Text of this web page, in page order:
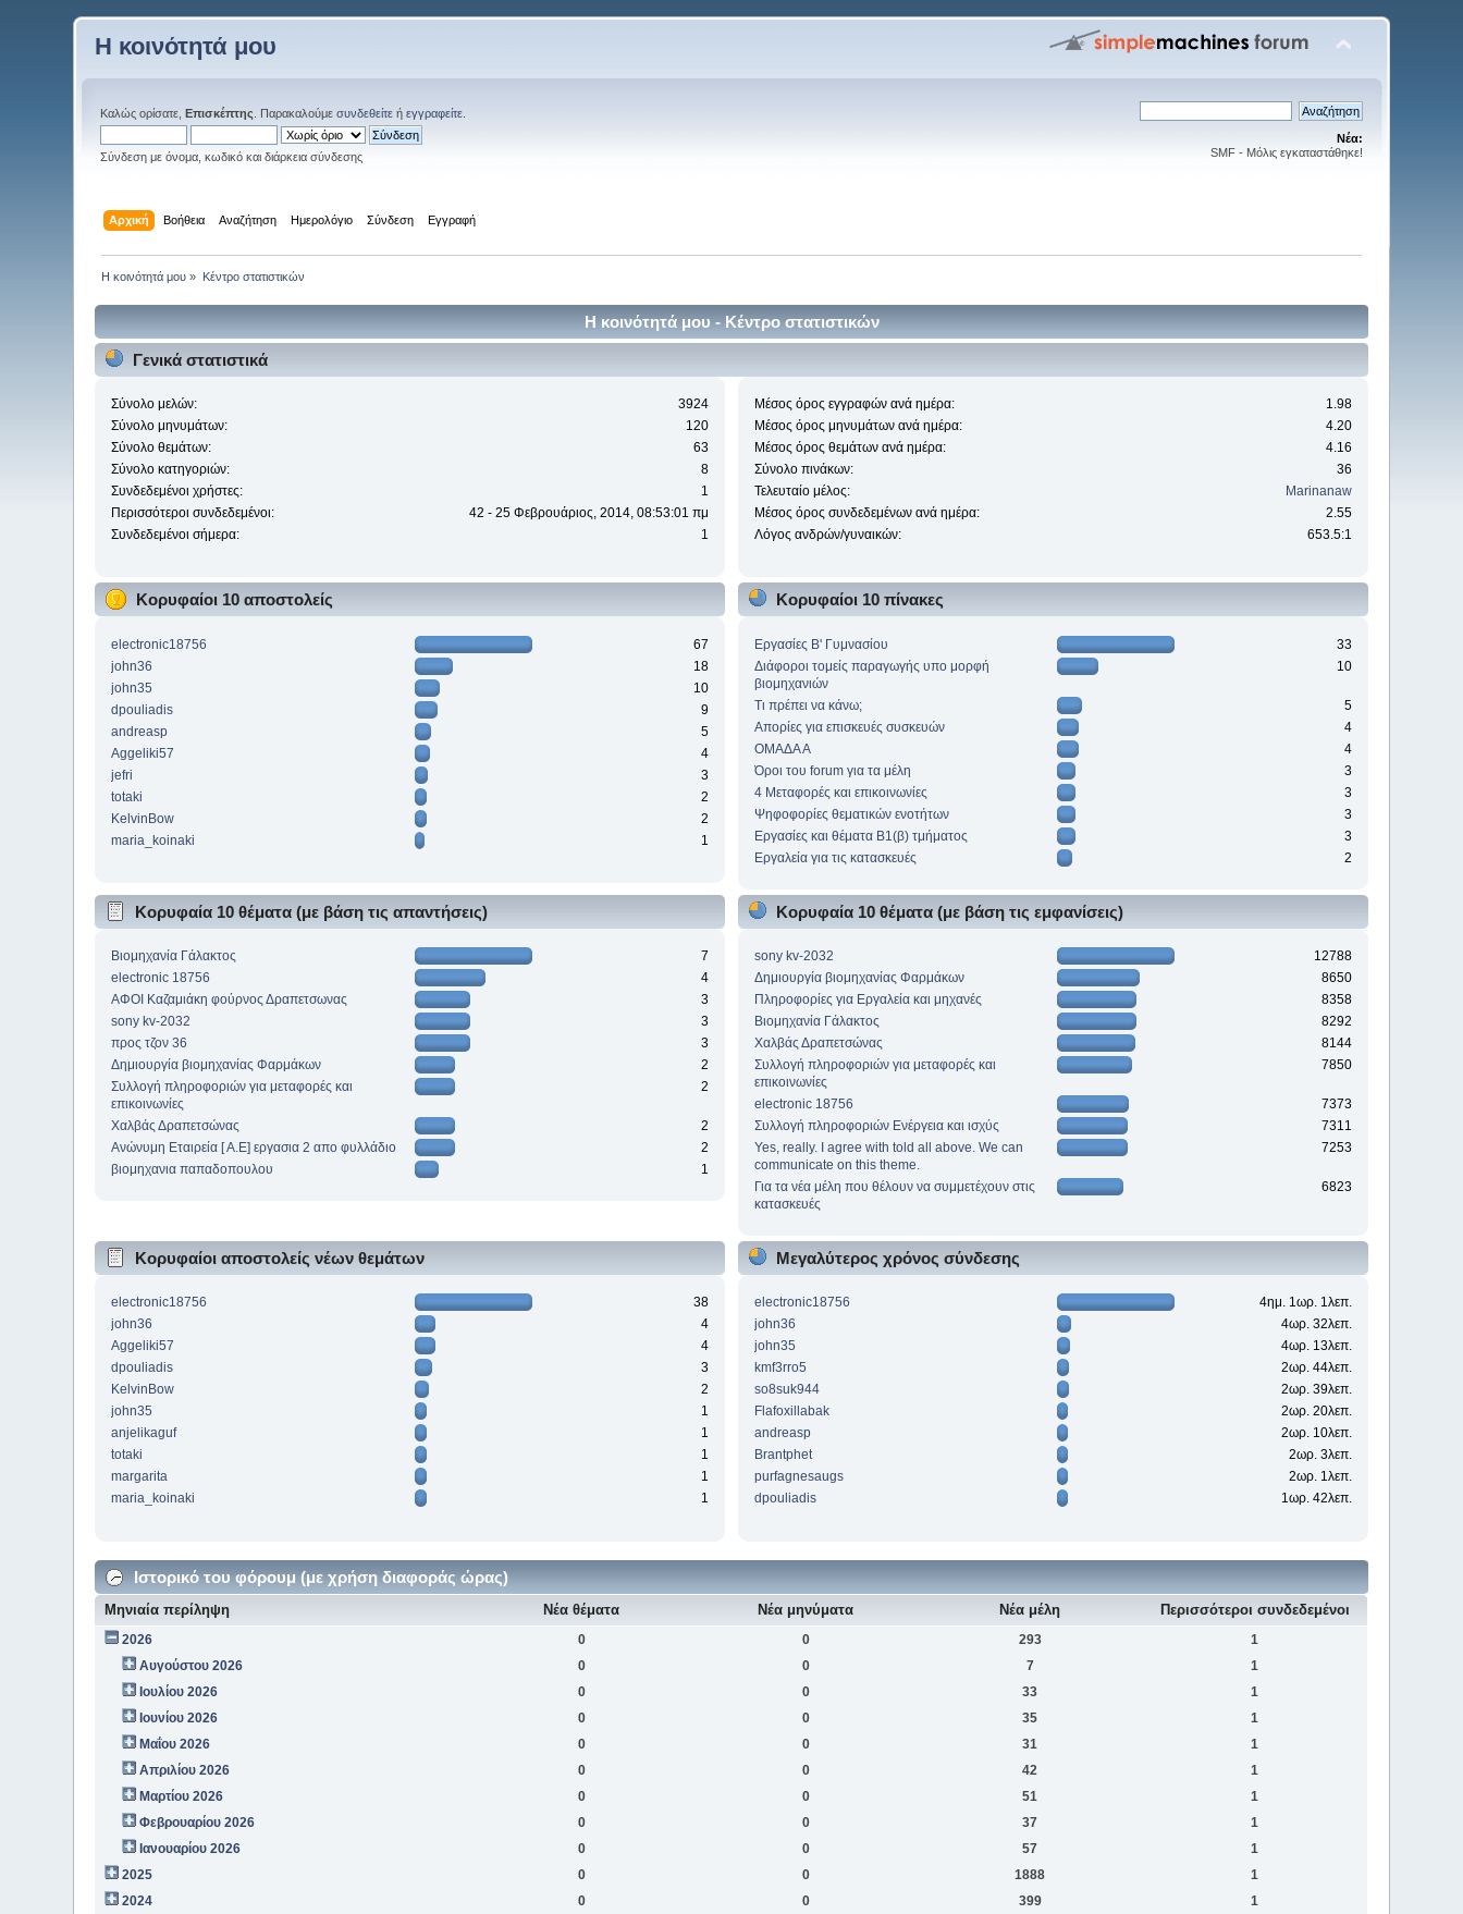
Η κοινότητά μου
Καλώς ορίσατε,Επισκέπτης . Παρακαλούμεσυνδεθείτε ήεγγραφείτε
Σύνδεση με όνομα, κωδικό και διάρκεια σύνδεσης
Νέα:
SMF - Μόλις εγκαταστάθηκε!
Αρχική Βοήθεια Αναζήτηση Ημερολόγιο Σύνδεση Εγγραφή
Η κοινότητά μου » Κέντρο στατιστικών
Η κοινότητά μου - Κέντρο στατιστικών
Γενικά στατιστικά
Σύνολο μελών:
3924
Σύνολο μηνυμάτων:
120
Σύνολο θεμάτων:
63
Σύνολο κατηγοριών:
8
Συνδεδεμένοι χρήστες:
1
Περισσότεροι συνδεδεμένοι:
42 - 25 Φεβρουάριος, 2014, 08:53:01 πμ
Συνδεδεμένοι σήμερα:
1
Μέσος όρος εγγραφών ανά ημέρα:
1.98
Μέσος όρος μηνυμάτων ανά ημέρα:
4.20
Μέσος όρος θεμάτων ανά ημέρα:
4.16
Σύνολο πινάκων:
36
Τελευταίο μέλος:
Marinanaw
Μέσος όρος συνδεδεμένων ανά ημέρα:
2.55
Λόγος ανδρών/γυναικών:
653.5:1
Κορυφαίοι 10 αποστολείς
electronic18756
67
john36
18
john35
10
dpouliadis
9
andreasp
5
Aggeliki57
4
jefri
3
totaki
2
KelvinBow
2
maria_koinaki
1
Κορυφαίοι 10 πίνακες
Eργασίες Β' Γυμνασίου
33
Διάφοροι τομείς παραγωγής υπο μορφή
βιομηχανιών
10
Τι πρέπει να κάνω;
5
Απορίες για επισκευές συσκευών
4
ΟΜΑΔΑ Α
4
Όροι του forum για τα μέλη
3
4 Μεταφορές και επικοινωνίες
3
Ψηφοφορίες θεματικών ενοτήτων
3
Εργασίες και θέματα Β1(β) τμήματος
3
Εργαλεία για τις κατασκευές
2
Κορυφαία 10 θέματα (με βάση τις απαντήσεις)
Βιομηχανία Γάλακτος
7
electronic 18756
4
ΑΦΟΙ Καζαμιάκη φούρνος Δραπετσωνας
3
sony kv-2032
3
προς τζον 36
3
Δημιουργία βιομηχανίας Φαρμάκων
2
Συλλογή πληροφοριών για μεταφορές και
επικοινωνίες
2
Χαλβάς Δραπετσώνας
2
Ανώνυμη Εταιρεία [ Α.Ε] εργασια 2 απο φυλλάδιο
2
βιομηχανια παπαδοπουλου
1
Κορυφαία 10 θέματα (με βάση τις εμφανίσεις)
sony kv-2032
12788
Δημιουργία βιομηχανίας Φαρμάκων
8650
Πληροφορίες για Εργαλεία και μηχανές
8358
Βιομηχανία Γάλακτος
8292
Χαλβάς Δραπετσώνας
8144
Συλλογή πληροφοριών για μεταφορές και
επικοινωνίες
7850
electronic 18756
7373
Συλλογή πληροφοριών Ενέργεια και ισχύς
7311
Yes, really. I agree with told all above. We can
communicate on this theme.
7253
Για τα νέα μέλη που θέλουν να συμμετέχουν στις
κατασκευές
6823
Κορυφαίοι αποστολείς νέων θεμάτων
electronic18756
38
john36
4
Aggeliki57
4
dpouliadis
3
KelvinBow
2
john35
1
anjelikaguf
1
totaki
1
margarita
1
maria_koinaki
1
Μεγαλύτερος χρόνος σύνδεσης
electronic18756
4ημ. 1ωρ. 1λεπ.
john36
4ωρ. 32λεπ.
john35
4ωρ. 13λεπ.
kmf3rro5
2ωρ. 44λεπ.
so8suk944
2ωρ. 39λεπ.
Flafoxillabak
2ωρ. 20λεπ.
andreasp
2ωρ. 10λεπ.
Brantphet
2ωρ. 3λεπ.
purfagnesaugs
2ωρ. 1λεπ.
dpouliadis
1ωρ. 42λεπ.
Ιστορικό του φόρουμ (με χρήση διαφοράς ώρας)
Μηνιαία περίληψη Νέα θέματα Νέα μηνύματα Νέα μέλη Περισσότεροι συνδεδεμένοι
2026 0 0 293
1
Αυγούστου 2026
0 0 7
1
Ιουλίου 2026
0 0 33
1
Ιουνίου 2026
0 0 35
1
Μαΐου 2026
0 0 31
1
Απριλίου 2026
0 0 42
1
Μαρτίου 2026
0 0 51
1
Φεβρουαρίου 2026
0 0 37
1
Ιανουαρίου 2026
0 0 57
1
2025
0 0 1888
1
2024
0 0 399
1